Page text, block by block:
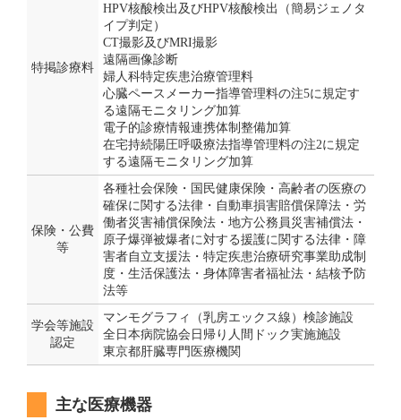
特掲診療料
HPV核酸検出及びHPV核酸検出（簡易ジェノタ
イプ判定）
CT撮影及びMRI撮影
遠隔画像診断
婦人科特定疾患治療管理料
心臓ペースメーカー指導管理料の注5に規定す
る遠隔モニタリング加算
電子的診療情報連携体制整備加算
在宅持続陽圧呼吸療法指導管理料の注2に規定
する遠隔モニタリング加算
保険・公費
等
各種社会保険・国民健康保険・高齢者の医療の
確保に関する法律・自動車損害賠償保障法・労
働者災害補償保険法・地方公務員災害補償法・
原子爆弾被爆者に対する援護に関する法律・障
害者自立支援法・特定疾患治療研究事業助成制
度・生活保護法・身体障害者福祉法・結核予防
法等
学会等施設
認定
マンモグラフィ（乳房エックス線）検診施設
全日本病院協会日帰り人間ドック実施施設
東京都肝臓専門医療機関
主な医療機器